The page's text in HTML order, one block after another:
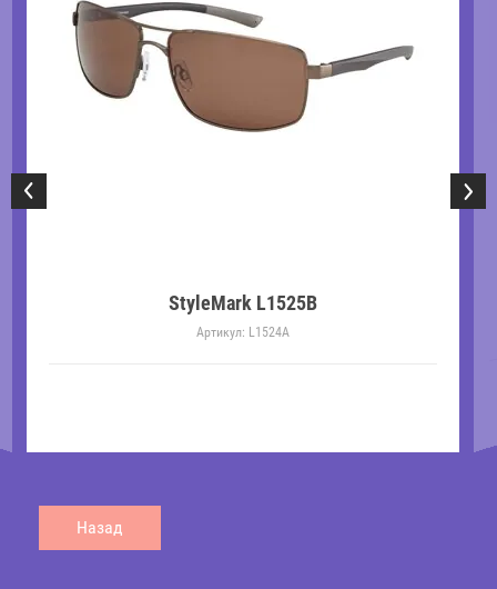
StyleMark L1525B
Артикул: L1524A
Назад